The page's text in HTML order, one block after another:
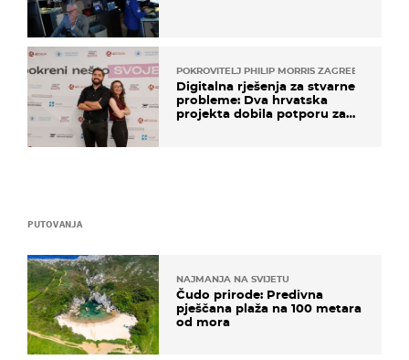
PUTOVANJA
NAJMANJA NA SVIJETU
Čudo prirode: Predivna
pješčana plaža na 100 metara
od mora
POKROVITELJ PHILIP MORRIS ZAGREB
Digitalna rješenja za stvarne
probleme: Dva hrvatska
projekta dobila potporu za